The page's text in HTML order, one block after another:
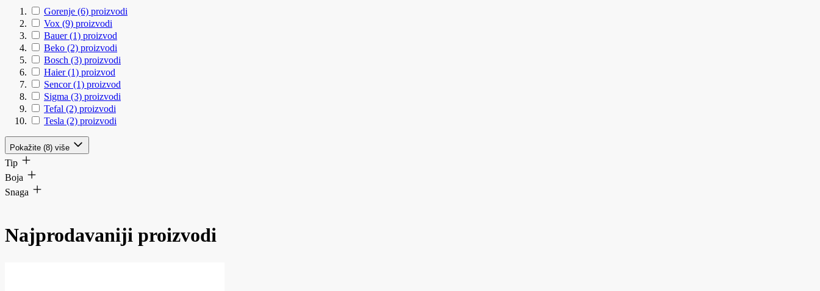
Gorenje (6) proizvodi
Vox (9) proizvodi
Bauer (1) proizvod
Beko (2) proizvodi
Bosch (3) proizvodi
Haier (1) proizvod
Sencor (1) proizvod
Sigma (3) proizvodi
Tefal (2) proizvodi
Tesla (2) proizvodi
Pokažite (8) više
Tip
Boja
Snaga
Najprodavaniji proizvodi